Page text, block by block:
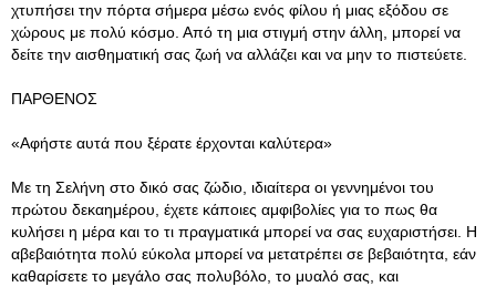
χτυπήσει την πόρτα σήμερα μέσω ενός φίλου ή μιας εξόδου σε
χώρους με πολύ κόσμο. Από τη μια στιγμή στην άλλη, μπορεί να
δείτε την αισθηματική σας ζωή να αλλάζει και να μην το πιστεύετε.
ΠΑΡΘΕΝΟΣ
«Αφήστε αυτά που ξέρατε έρχονται καλύτερα»
Με τη Σελήνη στο δικό σας ζώδιο, ιδιαίτερα οι γεννημένοι του
πρώτου δεκαημέρου, έχετε κάποιες αμφιβολίες για το πως θα
κυλήσει η μέρα και το τι πραγματικά μπορεί να σας ευχαριστήσει. Η
αβεβαιότητα πολύ εύκολα μπορεί να μετατρέπει σε βεβαιότητα, εάν
καθαρίσετε το μεγάλο σας πολυβόλο, το μυαλό σας, και